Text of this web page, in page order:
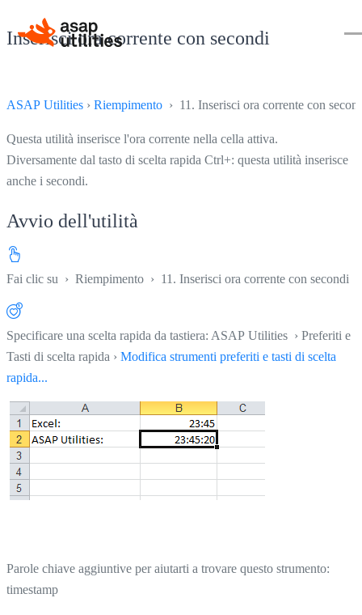
Inserisci ora corrente con secondi
ASAP Utilities › Riempimento › 11. Inserisci ora corrente con
Questa utilità inserisce l'ora corrente nella cella attiva.
Diversamente dal tasto di scelta rapida Ctrl+: questa utilità inserisce
anche i secondi.
Avvio dell'utilità
Fai clic su › Riempimento › 11. Inserisci ora corrente con secondi
Specificare una scelta rapida da tastiera: ASAP Utilities › Preferiti e
Tasti di scelta rapida › Modifica strumenti preferiti e tasti di scelta
rapida...
Parole chiave aggiuntive per aiutarti a trovare questo strumento:
timestamp